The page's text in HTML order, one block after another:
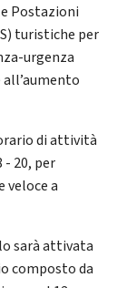
Postazioni
turistiche per
urgenza
di attività
- 20, per
veloce a
sarà attivata
composto da